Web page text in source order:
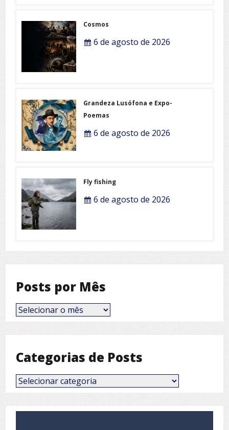
Cosmos
6 de agosto de 2026
Grandeza Lusófona e Expo-
Poemas
6 de agosto de 2026
Fly fishing
6 de agosto de 2026
Posts por Mês
Posts
por
Categorias de Posts
Categorias
de